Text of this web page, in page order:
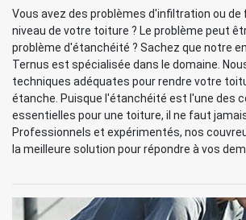
Vous avez des problèmes d'infiltration ou de
niveau de votre toiture ? Le problème peut
problème d'étanchéité ? Sachez que notre
Ternus est spécialisée dans le domaine.
techniques adéquates pour rendre votre
étanche. Puisque l'étanchéité est l'une des
essentielles pour une toiture, il ne faut
Professionnels et expérimentés, nos
la meilleure solution pour répondre à vos